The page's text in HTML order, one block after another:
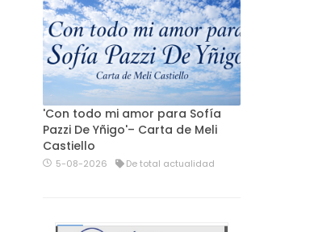
'Con todo mi amor para Sofía
Pazzi De Yñigo'– Carta de Meli
Castiello
5-08-2026 De total actualidad